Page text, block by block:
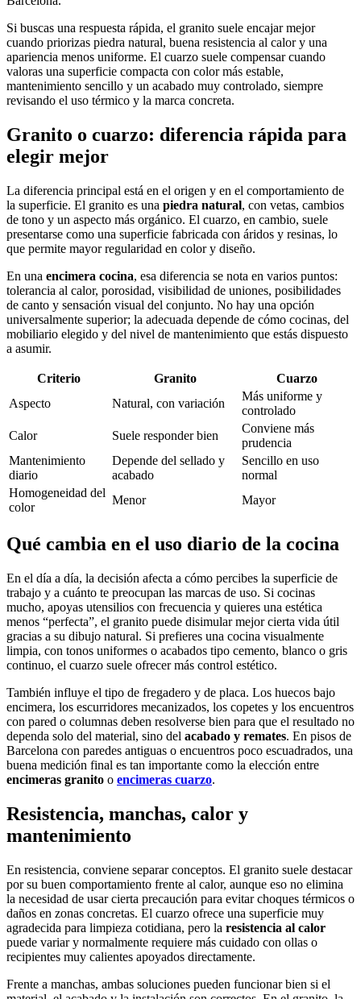
Si buscas una respuesta rápida, el granito suele encajar mejor
cuando priorizas piedra natural, buena resistencia al calor y una
apariencia menos uniforme. El cuarzo suele compensar cuando
valoras una superficie compacta con color más estable,
mantenimiento sencillo y un acabado muy controlado, siempre
revisando el uso térmico y la marca concreta.
Granito o cuarzo: diferencia rápida para
elegir mejor
La diferencia principal está en el origen y en el comportamiento de
la superficie. El granito es una piedra natural, con vetas, cambios
de tono y un aspecto más orgánico. El cuarzo, en cambio, suele
presentarse como una superficie fabricada con áridos y resinas, lo
que permite mayor regularidad en color y diseño.
En una encimera cocina, esa diferencia se nota en varios puntos:
tolerancia al calor, porosidad, visibilidad de uniones, posibilidades
de canto y sensación visual del conjunto. No hay una opción
universalmente superior; la adecuada depende de cómo cocinas, del
mobiliario elegido y del nivel de mantenimiento que estás dispuesto
a asumir.
Criterio Granito
Cuarzo
Aspecto
Natural, con variación
Más uniforme y
controlado
Calor
Suele responder bien
Conviene más
prudencia
Mantenimiento
diario
Depende del sellado y
acabado
Sencillo en uso
normal
Homogeneidad del
color
Menor Mayor
Qué cambia en el uso diario de la cocina
En el día a día, la decisión afecta a cómo percibes la superficie de
trabajo y a cuánto te preocupan las marcas de uso. Si cocinas
mucho, apoyas utensilios con frecuencia y quieres una estética
menos “perfecta”, el granito puede disimular mejor cierta vida útil
gracias a su dibujo natural. Si prefieres una cocina visualmente
limpia, con tonos uniformes o acabados tipo cemento, blanco o gris
continuo, el cuarzo suele ofrecer más control estético.
También influye el tipo de fregadero y de placa. Los huecos bajo
encimera, los escurridores mecanizados, los copetes y los encuentros
con pared o columnas deben resolverse bien para que el resultado no
dependa solo del material, sino del acabado y remates. En pisos de
Barcelona con paredes antiguas o encuentros poco escuadrados, una
buena medición final es tan importante como la elección entre
encimeras granito o encimeras cuarzo.
Resistencia, manchas, calor y
mantenimiento
En resistencia, conviene separar conceptos. El granito suele destacar
por su buen comportamiento frente al calor, aunque eso no elimina
la necesidad de usar cierta precaución para evitar choques térmicos o
daños en zonas concretas. El cuarzo ofrece una superficie muy
agradecida para limpieza cotidiana, pero la resistencia al calor
puede variar y normalmente requiere más cuidado con ollas o
recipientes muy calientes apoyados directamente.
Frente a manchas, ambas soluciones pueden funcionar bien si el